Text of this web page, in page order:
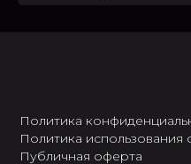
Политика
Политика использования
Публичная оферта